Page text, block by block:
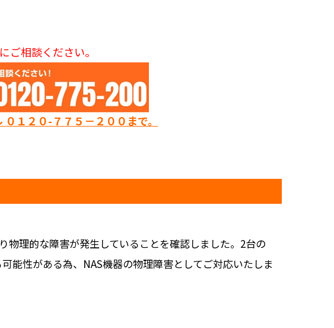
ご相談ください。
１２０-７７５－２００まで。
物理的な障害が発生していることを確認しました。2台の
能性がある為、NAS機器の物理障害としてご対応いたしま